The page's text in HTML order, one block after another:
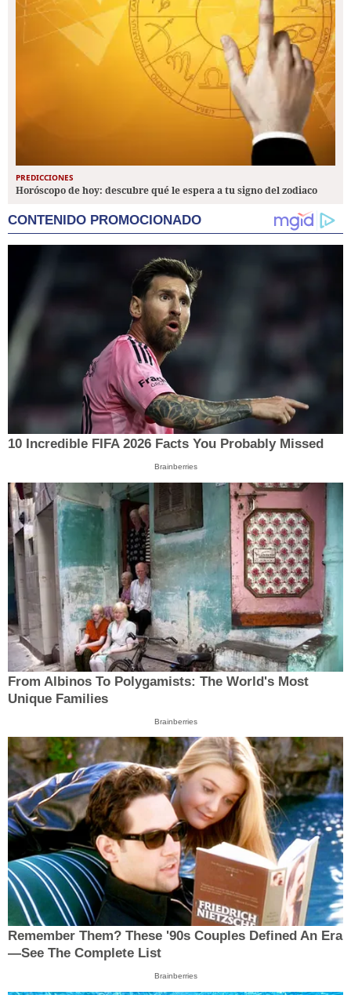
PREDICCIONES
Horóscopo de hoy: descubre qué le espera a tu signo del zodiaco
CONTENIDO PROMOCIONADO
10 Incredible FIFA 2026 Facts You Probably Missed
Brainberries
From Albinos To Polygamists: The World's Most
Unique Families
Brainberries
Remember Them? These '90s Couples Defined An Era
—See The Complete List
Brainberries